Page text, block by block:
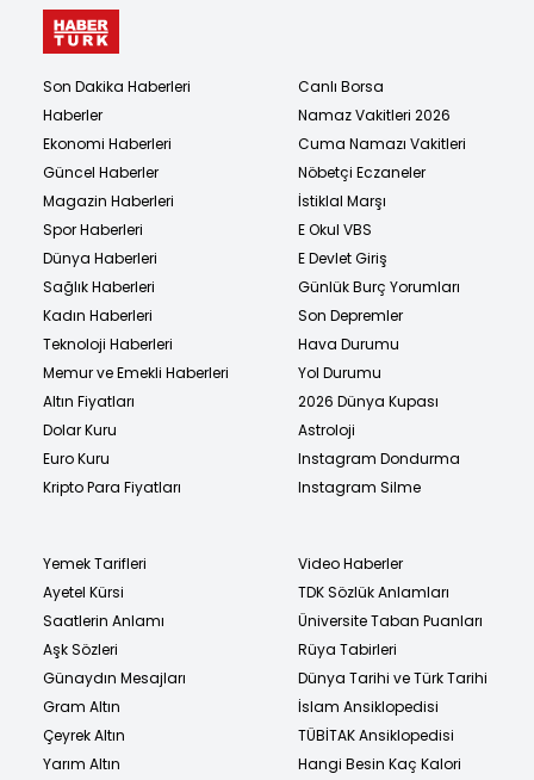
Son Dakika Haberleri
Haberler
Ekonomi Haberleri
Güncel Haberler
Magazin Haberleri
Spor Haberleri
Dünya Haberleri
Sağlık Haberleri
Kadın Haberleri
Teknoloji Haberleri
Memur ve Emekli Haberleri
Altın Fiyatları
Dolar Kuru
Euro Kuru
Kripto Para Fiyatları
Canlı Borsa
Namaz Vakitleri 2026
Cuma Namazı Vakitleri
Nöbetçi Eczaneler
İstiklal Marşı
E Okul VBS
E Devlet Giriş
Günlük Burç Yorumları
Son Depremler
Hava Durumu
Yol Durumu
2026 Dünya Kupası
Astroloji
Instagram Dondurma
Instagram Silme
Yemek Tarifleri
Ayetel Kürsi
Saatlerin Anlamı
Aşk Sözleri
Günaydın Mesajları
Gram Altın
Çeyrek Altın
Yarım Altın
Video Haberler
TDK Sözlük Anlamları
Üniversite Taban Puanları
Rüya Tabirleri
Dünya Tarihi ve Türk Tarihi
İslam Ansiklopedisi
TÜBİTAK Ansiklopedisi
Hangi Besin Kaç Kalori